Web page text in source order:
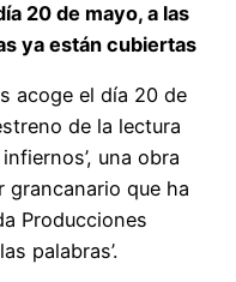
20 de mayo, a las
ya están cubiertas
acoge el día 20 de
de la lectura
una obra
grancanario que ha
Producciones
palabras’.